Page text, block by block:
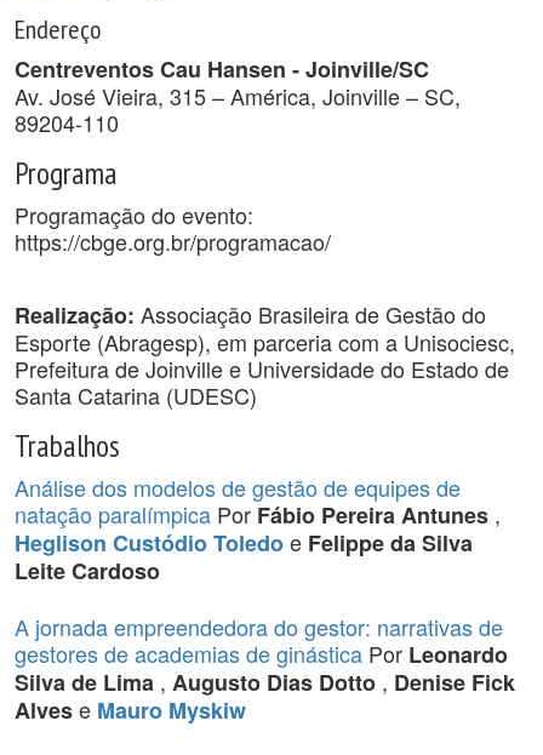
Endereço
Centreventos Cau Hansen - Joinville/SC
Av. José Vieira, 315 – América, Joinville – SC,
89204-110
Programa
Programação do evento:
https://cbge.org.br/programacao/
Realização: Associação Brasileira de Gestão do
Esporte (Abragesp), em parceria com a Unisociesc,
Prefeitura de Joinville e Universidade do Estado de
Santa Catarina (UDESC)
Trabalhos
Análise dos modelos de gestão de equipes de
natação paralímpica Por Fábio Pereira Antunes ,
Heglison Custódio Toledoe Felippe da Silva
Leite Cardoso
A jornada empreendedora do gestor: narrativas de
gestores de academias de ginástica Por Leonardo
Silva de Lima , Augusto Dias Dotto , Denise Fick
Alvese Mauro Myskiw